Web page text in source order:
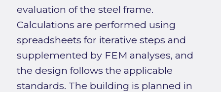
evaluation of the steel frame.
Calculations are performed using
spreadsheets for iterative steps and
supplemented by FEM analyses, and
the design follows the applicable
standards. The building is planned in